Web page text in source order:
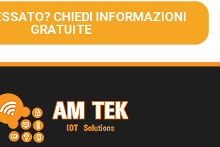
CHIEDI INFORMAZIONI
GRATUITE